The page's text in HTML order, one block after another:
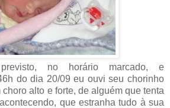
no horário marcado, e
do dia 20/09 eu ouvi seu chorinho
alto e forte, de alguém que tenta
que estranha tudo à sua